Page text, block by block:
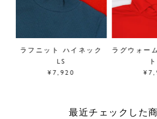
ラフニット ハイネック
LS
¥7,920
ラグウォー
最近チェックした